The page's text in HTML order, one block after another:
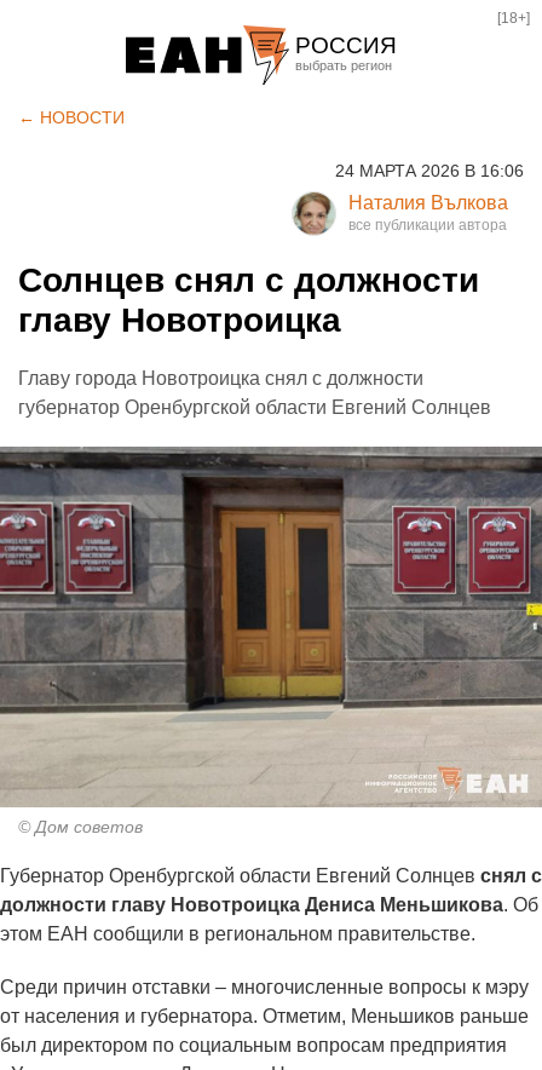
РОССИЯ
Курган
Оренбург
[18+]
← НОВОСТИ
24 МАРТА 2026 В 16:06
Наталия Вълкова
Солнцев снял с должности
главу Новотроицка
Главу города Новотроицка снял с должности
губернатор Оренбургской области Евгений Солнцев
© Дом советов
Губернатор Оренбургской области Евгений Солнцев снял с
должности главу Новотроицка Дениса Меньшикова. Об
этом ЕАН сообщили в региональном правительстве.
Среди причин отставки – многочисленные вопросы к мэру
от населения и губернатора. Отметим, Меньшиков раньше
был директором по социальным вопросам предприятия